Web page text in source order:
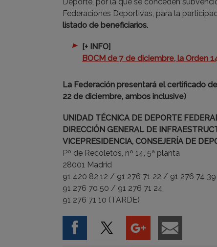
Federaciones Deportivas, para la
listado de beneficiarios.
[+ INFO]
BOCM de 7 de diciembre, la Orden
La Federación presentará el certificado
22 de diciembre, ambos inclusive)
UNIDAD TÉCNICA DE DEPORTE
DIRECCIÓN GENERAL DE
VICEPRESIDENCIA, CONSEJERÍA DE
Pº de Recoletos, nº 14, 5ª planta
28001 Madrid
91 420 82 12 / 91 276 71 22 / 91 276 74 39
91 276 70 50 / 91 276 71 24
91 276 71 10 (TARDE)